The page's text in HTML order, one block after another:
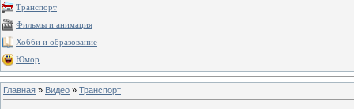
Транспорт
Фильмы и анимация
Хобби и образование
Юмор
Главная » Видео » Транспорт